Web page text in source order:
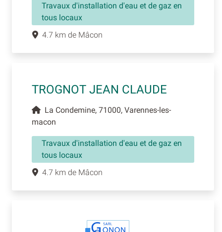
Travaux d'installation d'eau et de gaz en
tous locaux
4.7 km de Mâcon
TROGNOT JEAN CLAUDE
La Condemine, 71000, Varennes-les-
macon
Travaux d'installation d'eau et de gaz en
tous locaux
4.7 km de Mâcon